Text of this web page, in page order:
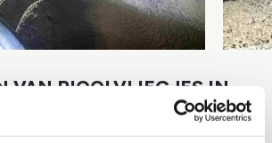
VAN RIOOLVLIEGJES IN
IN PLAATS VAN